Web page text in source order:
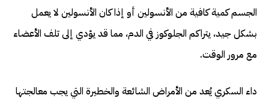
الجسم كمية كافية من الأنسولين أو إذا كان الأنسولين لا يعمل
بشكل جيد، يتراكم الجلوكوز في الدم، مما قد يؤدي إلى تلف الأعضاء
مع مرور الوقت.
داء السكري يُعد من الأمراض الشائعة والخطيرة التي يجب معالجتها